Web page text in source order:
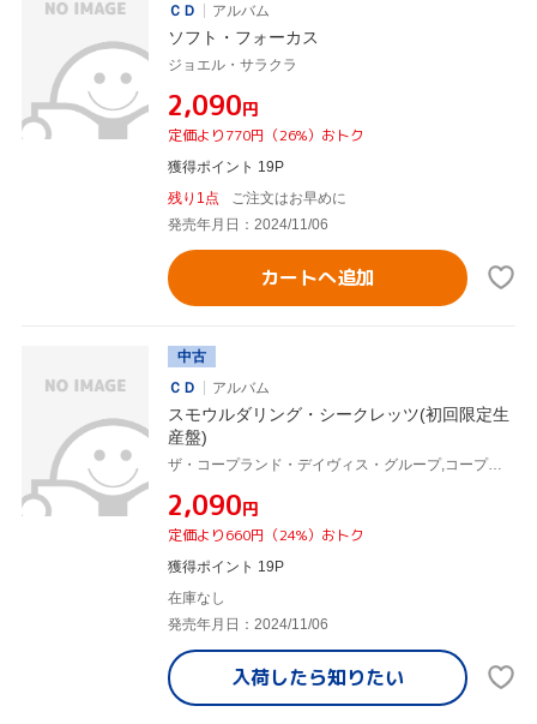
ＣＤ
アルバム
ソフト・フォーカス
ジョエル・サラクラ
¥2,090円
定価より770円（26%）おトク
獲得ポイント 19P
残り1点
ご注文はお早めに
発売年月日：2024/11/06
カートへ追加
中古
ＣＤ
アルバム
スモウルダリング・シークレッツ(初回限定生
産盤)
ザ・コープランド・デイヴィス・グループ,コープランド・デイヴィス
¥2,090円
定価より660円（24%）おトク
獲得ポイント 19P
在庫なし
発売年月日：2024/11/06
入荷したら知りたい